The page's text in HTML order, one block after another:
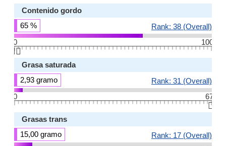
Contenido gordo
65 %
Rank: 38 (Overall)
0
100
👆🏻
Grasa saturada
2,93 gramo
Rank: 31 (Overall)
0
67
👆🏻
Grasas trans
15,00 gramo
Rank: 17 (Overall)